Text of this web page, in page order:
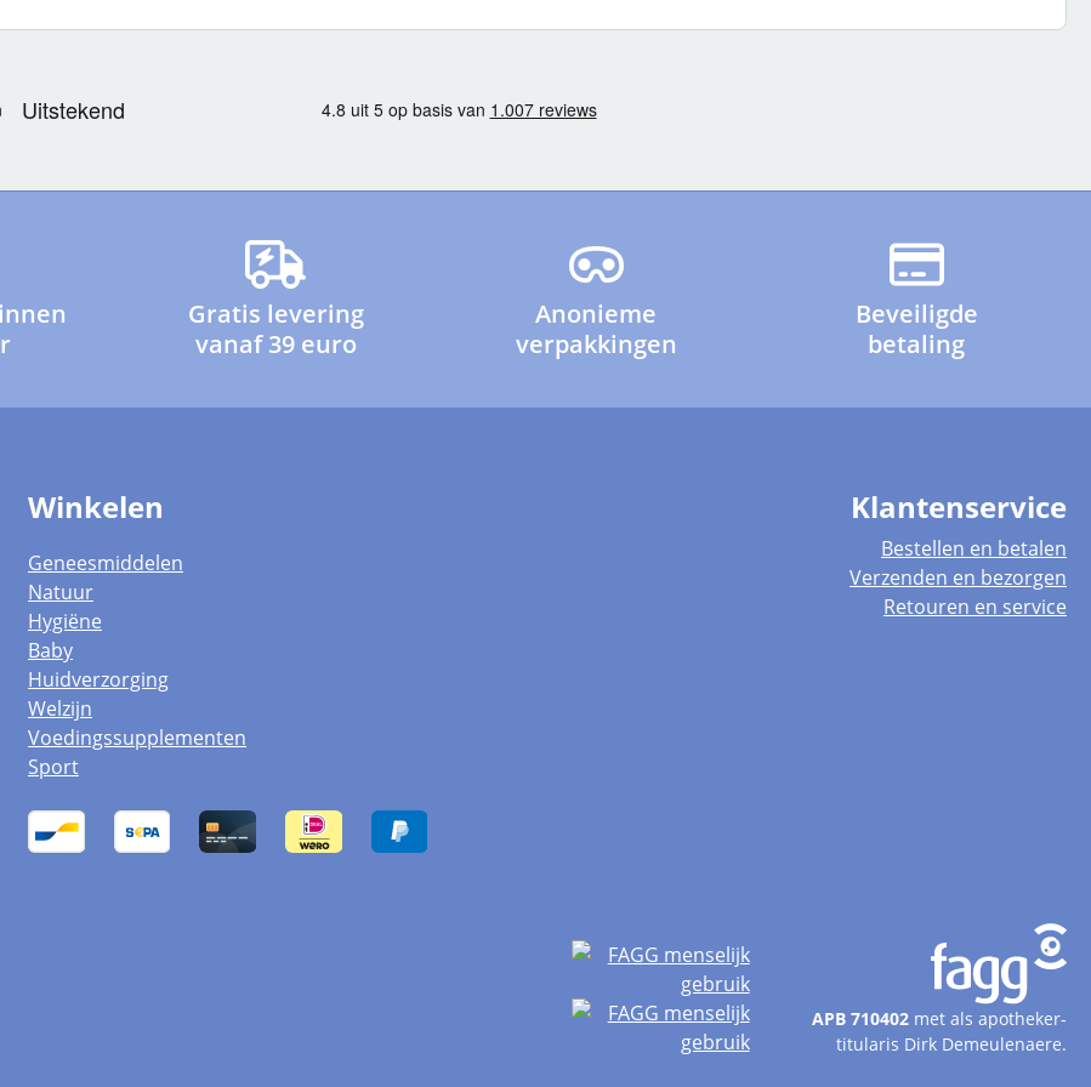
Gratis levering
vanaf 39 euro
Anonieme
verpakkingen
Beveiligde
betaling
Winkelen
Geneesmiddelen
Natuur
Hygiëne
Baby
Huidverzorging
Welzijn
Voedingssupplementen
Sport
Klantenservice
Bestellen en betalen
Verzenden en bezorgen
Retouren en service
APB 710402met als apotheker-
titularis Dirk Demeulenaere.